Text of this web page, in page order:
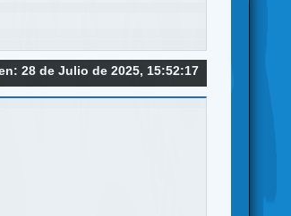
28 de Julio de 2025, 15:52:17